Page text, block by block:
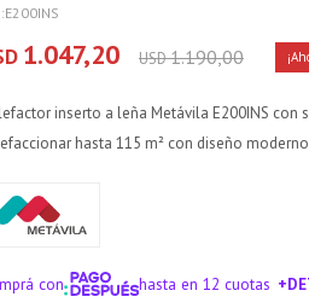
E200INS
1.047,20 USD1.190,00
inserto a leña Metávila E200INS
hasta 115 m² con diseño
con hasta en 12 cuotas